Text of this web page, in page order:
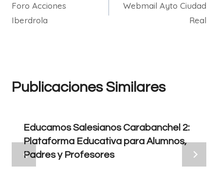
de
Foro Acciones
Iberdrola
Webmail Ayto Ciudad
Real
Publicaciones Similares
Educamos Salesianos Carabanchel 2:
Plataforma Educativa para Alumnos,
Padres y Profesores